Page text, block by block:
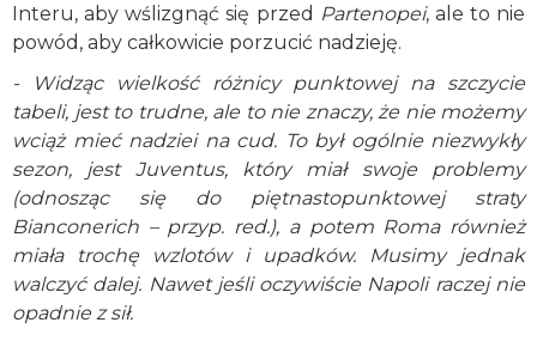
Interu, aby wślizgnąć się przed Partenopei, ale to nie
powód, aby całkowicie porzucić nadzieję.
- Widząc wielkość różnicy punktowej na szczycie
tabeli, jest to trudne, ale to nie znaczy, że nie możemy
wciąż mieć nadziei na cud. To był ogólnie niezwykły
sezon, jest Juventus, który miał swoje problemy
(odnosząc się do piętnastopunktowej straty
Bianconerich – przyp. red.), a potem Roma również
miała trochę wzlotów i upadków. Musimy jednak
walczyć dalej. Nawet jeśli oczywiście Napoli raczej nie
opadnie z sił.